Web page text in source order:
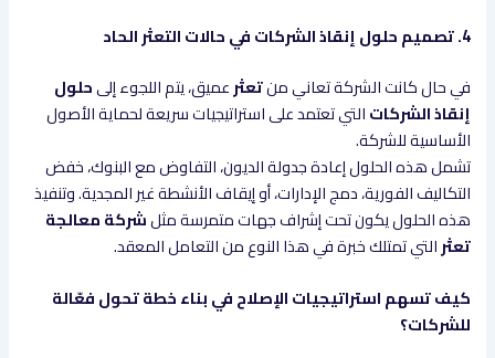
4. تصميم حلول إنقاذ الشركات في حالات التعثر الحاد
في حال كانت الشركة تعاني منتعثرعميق، يتم اللجوء إلىحلول
إنقاذ الشركاتالتي تعتمد على استراتيجيات سريعة لحماية الأصول
الأساسية للشركة.
تشمل هذه الحلول إعادة جدولة الديون، التفاوض مع البنوك، خفض
التكاليف الفورية، دمج الإدارات، أو إيقاف الأنشطة غير المجدية. وتنفيذ
هذه الحلول يكون تحت إشراف جهات متمرسة مثلشركة معالجة
تعثرالتي تمتلك خبرة في هذا النوع من التعامل المعقد.
كيف تسهم استراتيجيات الإصلاح في بناء خطة تحول فعّالة
للشركات؟